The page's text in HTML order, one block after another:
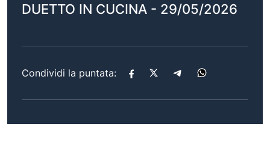
DUETTO IN CUCINA - 29/05/2026
Condividi la puntata: